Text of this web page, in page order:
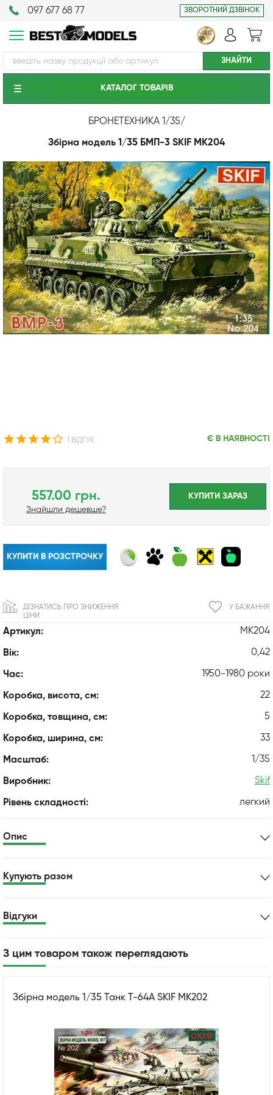
097 677 68 77 ЗВОРОТНИЙ ДЗВІНОК
КАТАЛОГ ТОВАРIВ
БРОНЕТЕХНИКА 1/35/
Збірна модель 1/35 БМП-3 SKIF MK204
1 ВІДГУК Є В НАЯВНОСТІ
Артикул: MK204
Вік: 0,42
Час: 1950-1980 роки
Коробка, висота, см: 22
Коробка, товщина, см: 5
Коробка, ширина, см: 33
Масштаб: 1/35
Виробник: Skif
Рівень складності: легкий
557.00 грн.
Знайшли дешевше?
КУПИТИ ЗАРАЗ
КУПИТИ В РОЗСТРОЧКУ
У БАЖАННЯ
ДІЗНАТИСЬ ПРО ЗНИЖЕННЯ
ЦІНИ
Опис
Купують разом
Відгуки
З цим товаром також переглядають
Збірна модель 1/35 Танк Т-64А SKIF MK202